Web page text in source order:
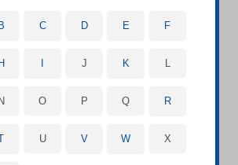
B C D E F
H J K L
N O P Q R
U V W X